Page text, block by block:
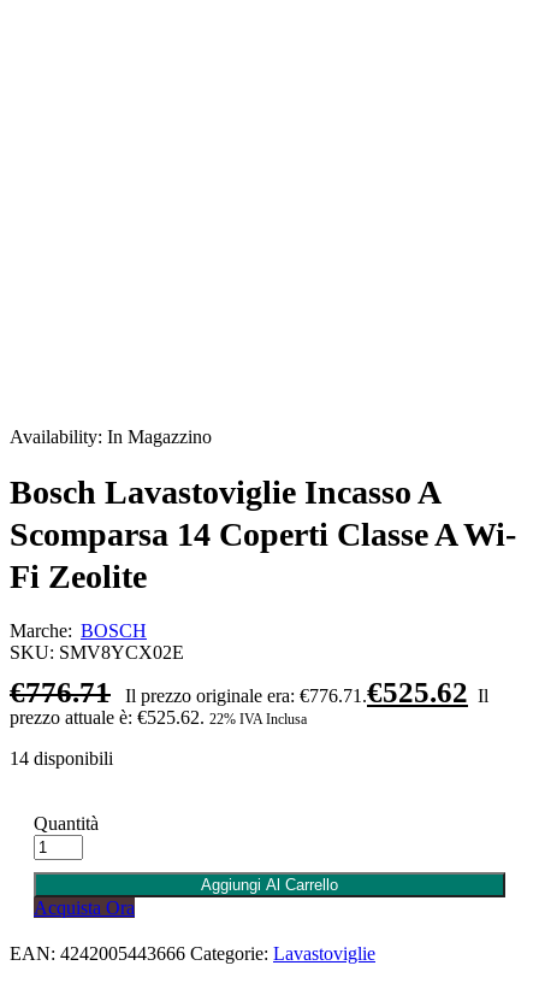
Availability: In Magazzino
Bosch Lavastoviglie Incasso A
Scomparsa 14 Coperti Classe A Wi-
Fi Zeolite
Marche: BOSCH
SKU: SMV8YCX02E
€776.71 Il prezzo originale era: €776.71.€525.62 Il
prezzo attuale è: €525.62. 22% IVA Inclusa
14 disponibili
Quantità
Aggiungi Al Carrello
Acquista Ora
EAN: 4242005443666 Categorie: Lavastoviglie